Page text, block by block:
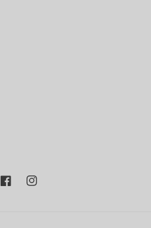
FacebookInstagram